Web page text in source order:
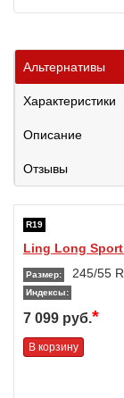
Альтернативы
Характеристики
Описание
Отзывы
R19
Ling Long Sport
Размер: 245/55
Индексы:
7 099 руб.*
В корзину